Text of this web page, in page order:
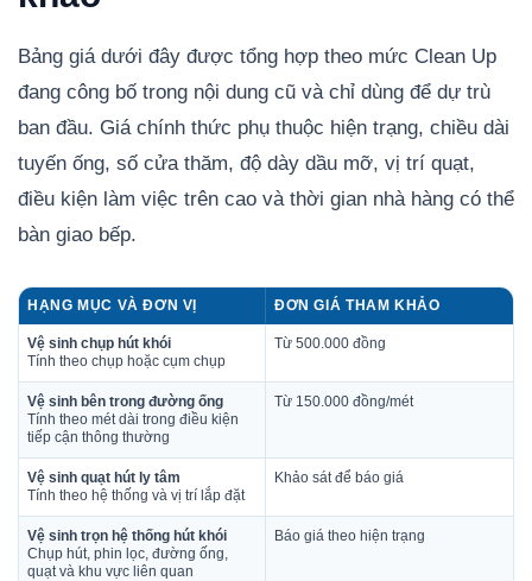
Bảng giá dưới đây được tổng hợp theo mức Clean Up
đang công bố trong nội dung cũ và chỉ dùng để dự trù
ban đầu. Giá chính thức phụ thuộc hiện trạng, chiều dài
tuyến ống, số cửa thăm, độ dày dầu mỡ, vị trí quạt,
điều kiện làm việc trên cao và thời gian nhà hàng có thể
bàn giao bếp.
HẠNG MỤC VÀ ĐƠN VỊ ĐƠN GIÁ THAM KHẢO
Vệ sinh chụp hút khói
Tính theo chụp hoặc cụm chụp
Từ 500.000 đồng
Vệ sinh bên trong đường ống
Tính theo mét dài trong điều kiện
tiếp cận thông thường
Từ 150.000 đồng/mét
Vệ sinh quạt hút ly tâm
Tính theo hệ thống và vị trí lắp đặt
Khảo sát để báo giá
Vệ sinh trọn hệ thống hút khói
Chụp hút, phin lọc, đường ống,
quạt và khu vực liên quan
Báo giá theo hiện trạng